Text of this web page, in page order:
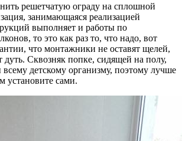
решетчатую ограду на сплошной
занимающаяся реализацией
выполняет и работы по
то это как раз то, что надо, вот
что монтажники не оставят щелей,
дуть. Сквозняк попке, сидящей на полу,
всему детскому организму, поэтому лучше
установите сами.